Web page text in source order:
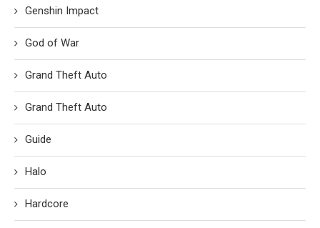
Genshin Impact
God of War
Grand Theft Auto
Grand Theft Auto
Guide
Halo
Hardcore